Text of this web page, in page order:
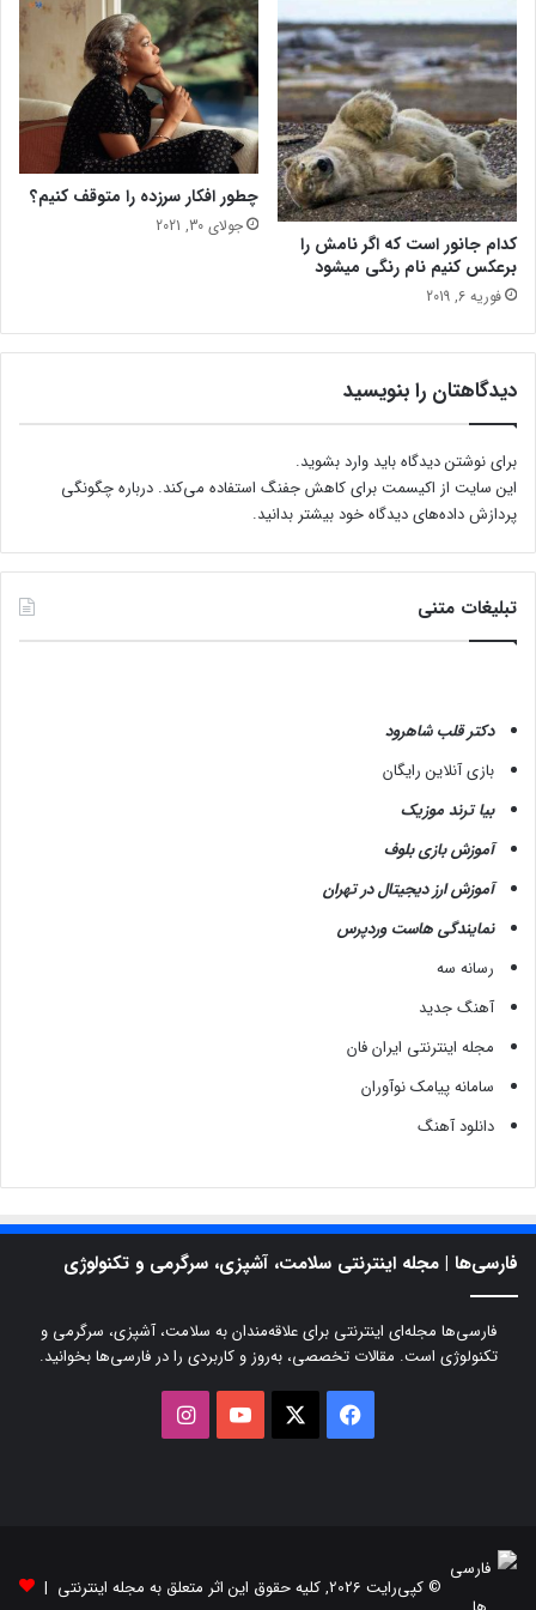
د
ر
و
ا
ر
ک
ر
د
ه
ب
ا
د
ا
ی
د
کدام جانور است که اگر نامش را
برعکس کنیم نام رنگی میشود
فوریه 6, 2019
چطور افکار سرزده را متوقف کنیم؟
جولای 30, 2021
دیدگاهتان را بنویسید
برای نوشتن دیدگاه باید وارد بشوید.
این سایت از اکیسمت برای کاهش جفنگ استفاده می‌کند. درباره چگونگی
پردازش داده‌های دیدگاه خود بیشتر بدانید.
تبلیغات متنی
دکتر قلب شاهرود
بازی آنلاین رایگان
بیا ترند موزیک
آموزش بازی بلوف
آموزش ارز دیجیتال در تهران
نمایندگی هاست وردپرس
رسانه سه
آهنگ جدید
مجله اینترنتی ایران فان
سامانه پیامک نوآوران
دانلود آهنگ
فارسی‌ها | مجله اینترنتی سلامت، آشپزی، سرگرمی و تکنولوژی
فارسی‌ها مجله‌ای اینترنتی برای علاقه‌مندان به سلامت، آشپزی، سرگرمی و
تکنولوژی است. مقالات تخصصی، به‌روز و کاربردی را در فارسی‌ها بخوانید.
فیسبوک یوتیوب
© کپی‌رایت 2026, کلیه حقوق این اثر متعلق به مجله اینترنتی |